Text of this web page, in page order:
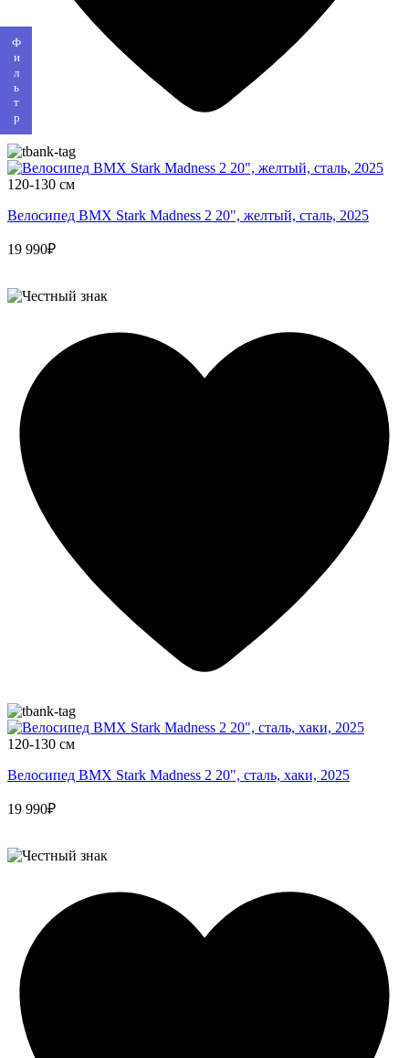
Фильтр
120-130 см
Велосипед BMX Stark Madness 2 20", желтый, сталь, 2025
19 990₽
120-130 см
Велосипед BMX Stark Madness 2 20", сталь, хаки, 2025
19 990₽